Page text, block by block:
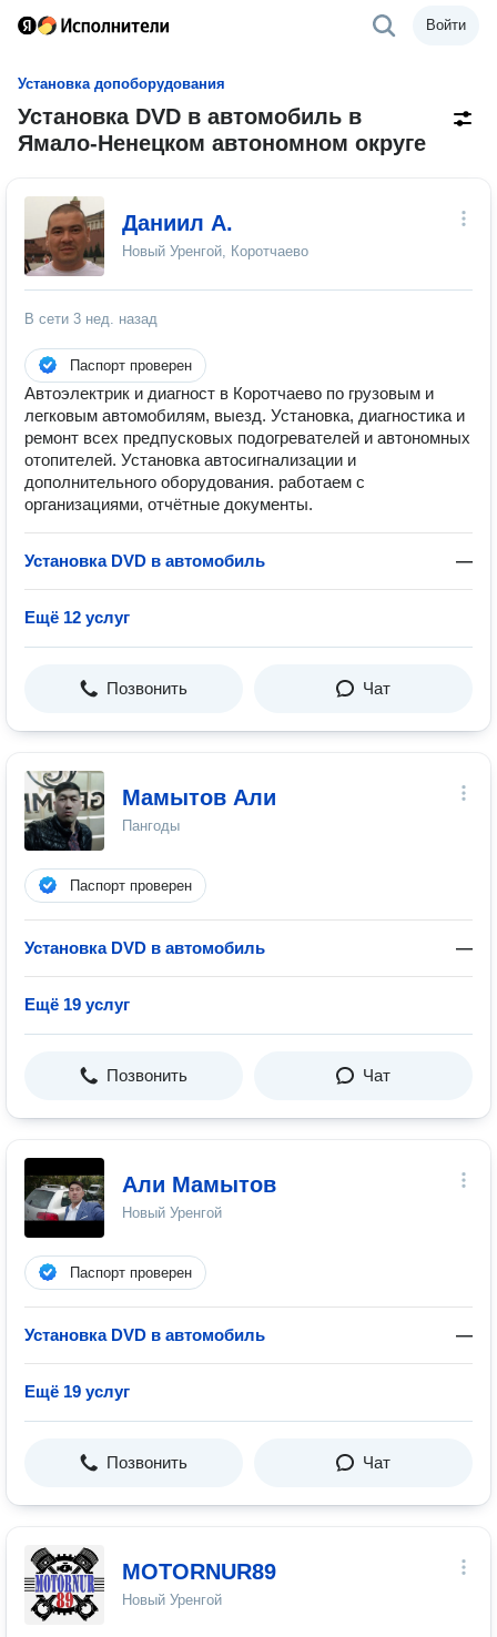
Войти
Установка допоборудования
Установка DVD в автомобиль в
Ямало-Ненецком автономном округе
Даниил А.
Новый Уренгой, Коротчаево
В сети 3 нед. назад
Паспорт проверен
Автоэлектрик и диагност в Коротчаево по грузовым и
легковым автомобилям, выезд. Установка, диагностика и
ремонт всех предпусковых подогревателей и автономных
отопителей. Установка автосигнализации и
дополнительного оборудования. работаем с
организациями, отчётные документы.
Установка DVD в автомобиль —
Ещё 12 услуг
Позвонить Чат
Мамытов Али
Пангоды
Паспорт проверен
Установка DVD в автомобиль —
Ещё 19 услуг
Позвонить Чат
Али Мамытов
Новый Уренгой
Паспорт проверен
Установка DVD в автомобиль —
Ещё 19 услуг
Позвонить Чат
MOTORNUR89
Новый Уренгой